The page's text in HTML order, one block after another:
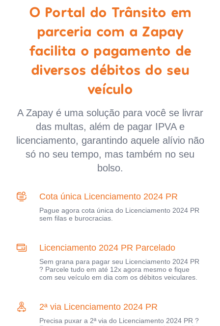
O Portal do Trânsito em
parceria com a Zapay
facilita o pagamento de
diversos débitos do seu
veículo
A Zapay é uma solução para você se livrar
das multas, além de pagar IPVA e
licenciamento, garantindo aquele alívio não
só no seu tempo, mas também no seu
bolso.
Cota única Licenciamento 2024 PR
Pague agora cota única do Licenciamento 2024 PR
sem filas e burocracias.
Licenciamento 2024 PR Parcelado
Sem grana para pagar seu Licenciamento 2024 PR
? Parcele tudo em até 12x agora mesmo e fique
com seu veículo em dia com os débitos veiculares.
2ª via Licenciamento 2024 PR
Precisa puxar a 2ª via do Licenciamento 2024 PR ?